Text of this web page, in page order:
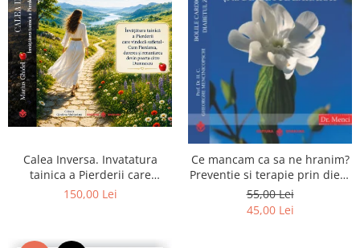
Calea Inversa. Invatatura
tainica a Pierderii care
vindeca sufletul - Cum
150,00 Lei
Ce mancam ca sa ne hranim?
Preventie si terapie prin dieta
in bolile cardiovasculare si in
diabetul zaharat
55,00 Lei
45,00 Lei